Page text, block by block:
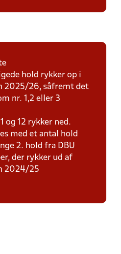
hold rykker op i
2025/26, såfremt det
nr. 1,2 eller 3
og 12 rykker ned.
med et antal hold
2. hold fra DBU
der rykker ud af
2024/25